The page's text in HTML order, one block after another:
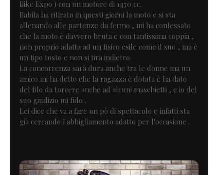
Bike Expo ) con un motore di 1470 cc.
Babila ha ritirato in questi giorni la moto e si sta
allenando alle partenze da fermo , mi ha confessato
che la moto è davvero bruta e con tantissima coppia ,
non proprio adatta ad un fisico esile come il suo , ma è
un tipo tosto e non si tira indietro
La concorrenza sarà dura anche tra le donne ma un
amico mi ha detto che la ragazza è dotata è ha dato
del filo da torcere anche ad alcuni maschietti , e io del
suo giudizio mi fido .
Lei dice che va a fare un pò di spettacolo e infatti sta
già cercando l'abbigliamento adatto per l'occasione .